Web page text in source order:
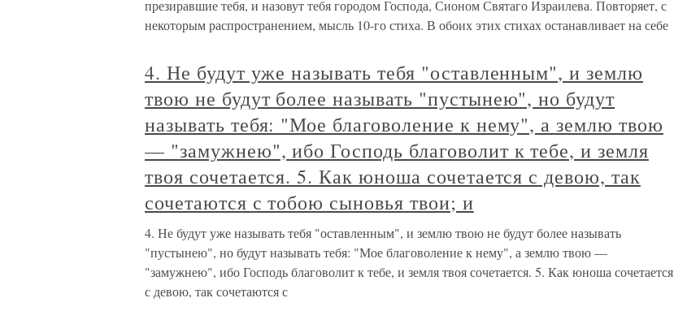
презиравшие тебя, и назовут тебя городом Господа, Сионом Святаго Израилева. Повторяет, с
некоторым распространением, мысль 10-го стиха. В обоих этих стихах останавливает на себе
4. Не будут уже называть тебя "оставленным", и землю
твою не будут более называть "пустынею", но будут
называть тебя: "Мое благоволение к нему", а землю твою
— "замужнею", ибо Господь благоволит к тебе, и земля
твоя сочетается. 5. Как юноша сочетается с девою, так
сочетаются с тобою сыновья твои; и
4. Не будут уже называть тебя "оставленным", и землю твою не будут более называть
"пустынею", но будут называть тебя: "Мое благоволение к нему", а землю твою —
"замужнею", ибо Господь благоволит к тебе, и земля твоя сочетается. 5. Как юноша сочетается
с девою, так сочетаются с